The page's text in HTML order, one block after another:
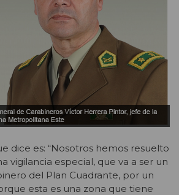
dice es: “Nosotros hemos resuelto
vigilancia especial, que va a ser un
del Plan Cuadrante, por un
esta es una zona que tiene